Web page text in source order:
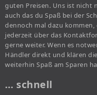
guten Preisen. Uns ist nicht
auch das du Spaß bei der
dennoch mal dazu
jederzeit über das
gerne weiter. Wenn es
Händler direkt und klären
weiterhin Spaß am Sparen
… schnell